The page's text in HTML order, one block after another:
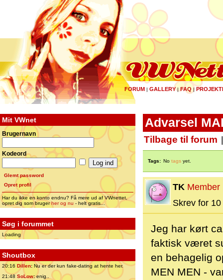
FORUM | GALLERY|FAQ |
Mit VWnet
Brugernavn
Kodeord
Glemt password
Opret profil
Har du ikke en konto endnu? Få mere ud af VWnettet,
opret dig som brugerher og nu - helt gratis...
Søg i forummet
Loading
Shoutbox
20:16 Dillen: Nu er der kun fake-dating at hente her.
21:48 SoLow:enig..
Advarsel
Tilbage til forum
Tags: No tags yet.
TK Member
Skrev for
Jeg har kørt
faktisk været
en behagelig
MEN MEN -